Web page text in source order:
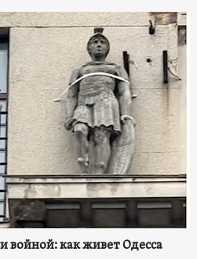
как живет Одесса